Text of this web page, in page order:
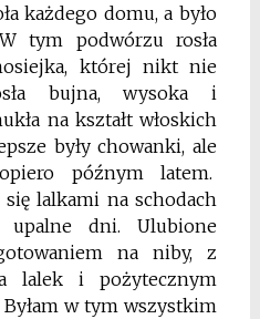
każdego domu, a było
tym podwórzu rosła
której nikt nie
bujna, wysoka i
na kształt włoskich
były chowanki, ale
późnym latem.
się lalkami na schodach
upalne dni. Ulubione
na niby, z
lalek i pożytecznym
w tym wszystkim